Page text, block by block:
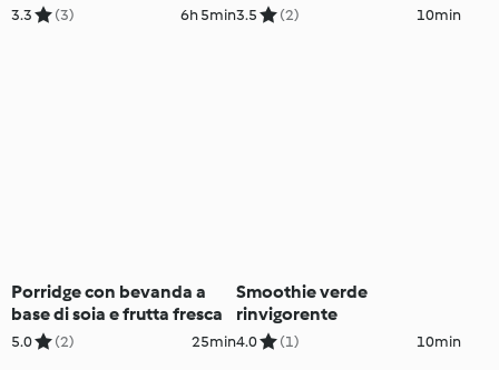
3.3 (3) 6h 5min3.5 (2) 10min
Porridge con bevanda a
base di soia e frutta fresca
5.0 (2) 25min
Smoothie verde
rinvigorente
4.0 (1) 10min